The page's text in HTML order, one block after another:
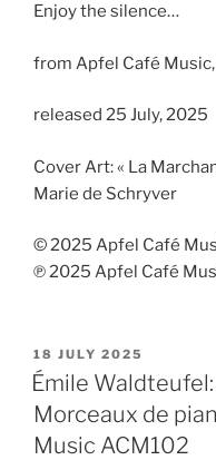
Enjoy the silence…
from Apfel Café
released 25 July, 2025
Cover Art: « La
Marie de Schryver
© 2025 Apfel Café
℗ 2025 Apfel Café
POSTED
ON
18 JULY 2025
Émile Waldteufel:
Morceaux de
Music ACM102